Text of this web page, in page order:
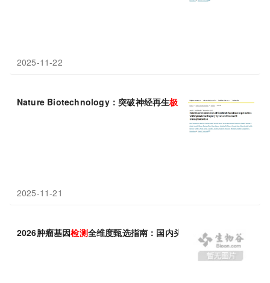
2025-11-22
Nature Biotechnology：突破神经再生极限 ！数十万轴突穿越损
2025-11-21
2026肿瘤基因检测全维度甄选指南：国内头部企业解析